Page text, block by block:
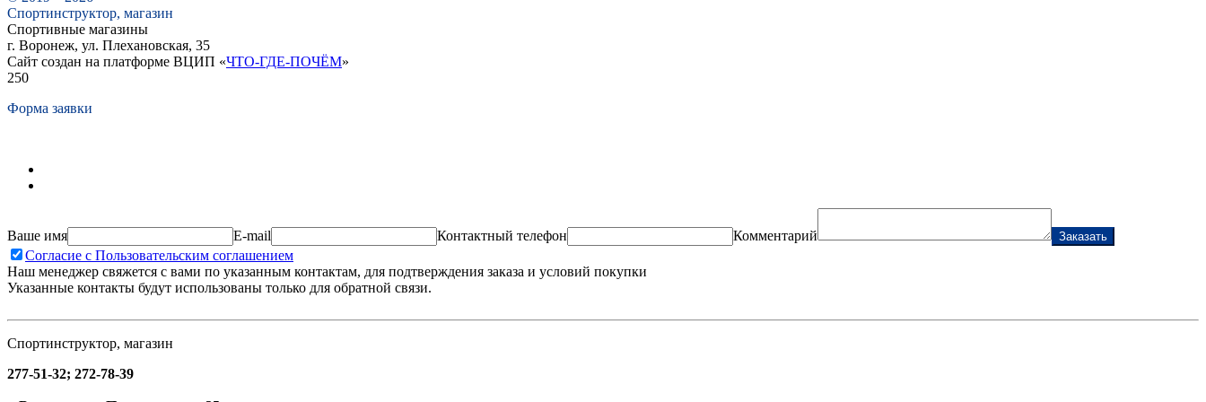
Спортинструктор, магазин
Спортивные магазины
г. Воронеж, ул. Плехановская, 35
Сайт создан на платформе ВЦИП «ЧТО-ГДЕ-ПОЧЁМ»
250
Форма заявки
Ваше имя E-mail Контактный телефон Комментарий Заказать
Согласие с Пользовательским соглашением
Наш менеджер свяжется с вами по указанным контактам, для подтверждения заказа и условий покупки
Указанные контакты будут использованы только для обратной связи.
Спортинструктор, магазин
277-51-32; 272-78-39